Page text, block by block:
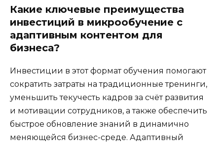
Какие ключевые преимущества
инвестиций в микрообучение с
адаптивным контентом для
бизнеса?
Инвестиции в этот формат обучения помогают
сократить затраты на традиционные тренинги,
уменьшить текучесть кадров за счёт развития
и мотивации сотрудников, а также обеспечить
быстрое обновление знаний в динамично
меняющейся бизнес-среде. Адаптивный